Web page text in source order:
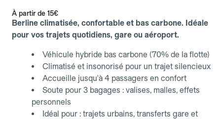
À partir de 15€
Berline climatisée, confortable et bas carbone. Idéale
pour vos trajets quotidiens, gare ou aéroport.
Véhicule hybride bas carbone (70% de la flotte)
Climatisé et insonorisé pour un trajet silencieux
Accueille jusqu'à 4 passagers en confort
Soute pour 3 bagages : valises, malles, effets
personnels
Idéal pour : trajets urbains, transferts gare et